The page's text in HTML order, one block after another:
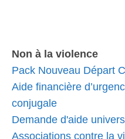
Non à la violence
Pack Nouveau Départ
Aide financière
conjugale
Demande d'aide
Associations contre la